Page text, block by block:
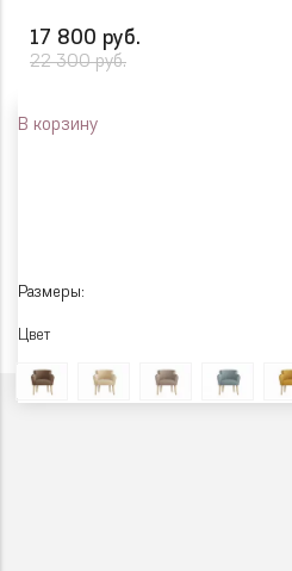
17 800 руб.
22 300 руб.
В корзину
Размеры:
Цвет